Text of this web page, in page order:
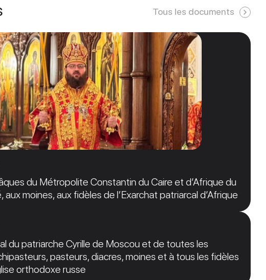
Tous les documents
du Métropolite Constantin du Caire et d’Afrique du
aux moines, aux fidèles de l’Exarchat patriarcal d’Afrique
du patriarche Cyrille de Moscou et de toutes les
pasteurs, diacres, moines et à tous les fidèles
orthodoxe russe